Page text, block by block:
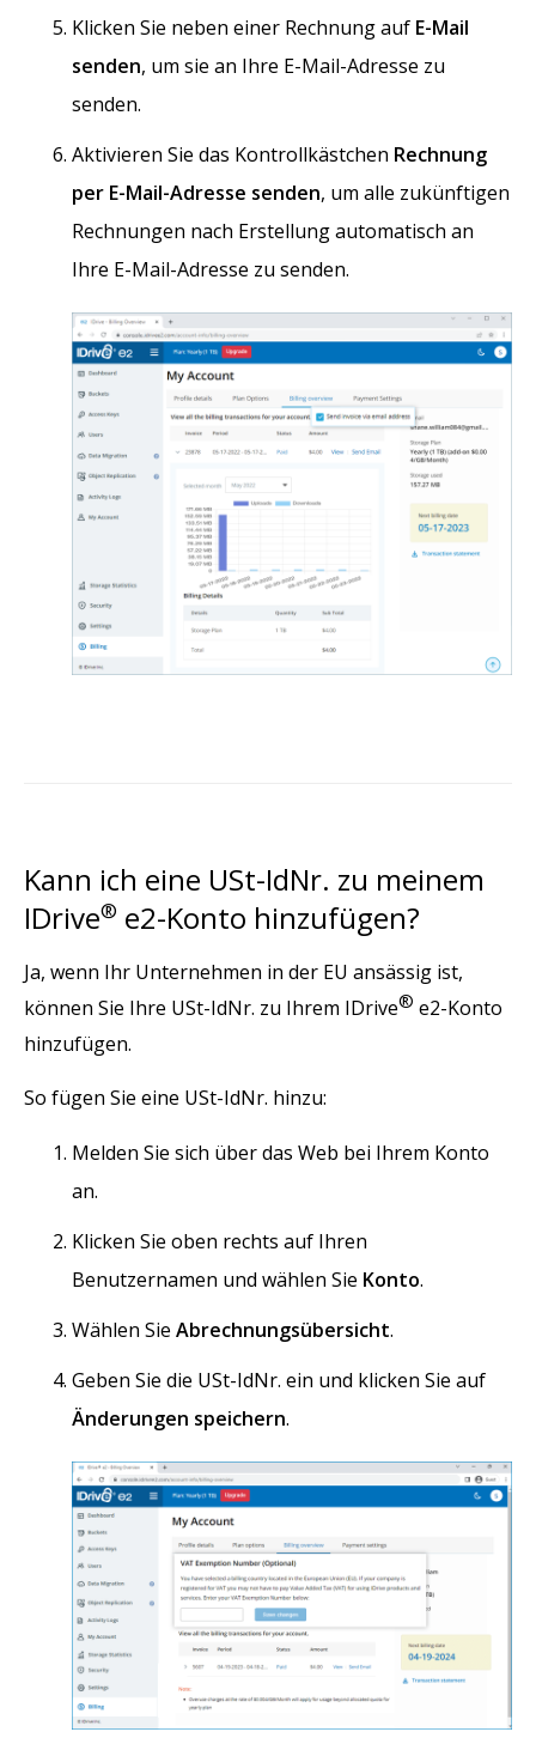
Klicken Sie neben einer Rechnung auf E-Mail
senden, um sie an Ihre E-Mail-Adresse zu
senden.
Aktivieren Sie das Kontrollkästchen Rechnung
per E-Mail-Adresse senden, um alle zukünftigen
Rechnungen nach Erstellung automatisch an
Ihre E-Mail-Adresse zu senden.
Kann ich eine USt-IdNr. zu meinem
IDrive® e2-Konto hinzufügen?
Ja, wenn Ihr Unternehmen in der EU ansässig ist,
können Sie Ihre USt-IdNr. zu Ihrem IDrive® e2-Konto
hinzufügen.
So fügen Sie eine USt-IdNr. hinzu:
Melden Sie sich über das Web bei Ihrem Konto
an.
Klicken Sie oben rechts auf Ihren
Benutzernamen und wählen Sie Konto.
Wählen Sie Abrechnungsübersicht.
Geben Sie die USt-IdNr. ein und klicken Sie auf
Änderungen speichern.